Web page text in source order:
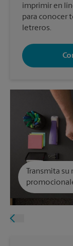
imprimir en
para conocer
letreros.
Transmita